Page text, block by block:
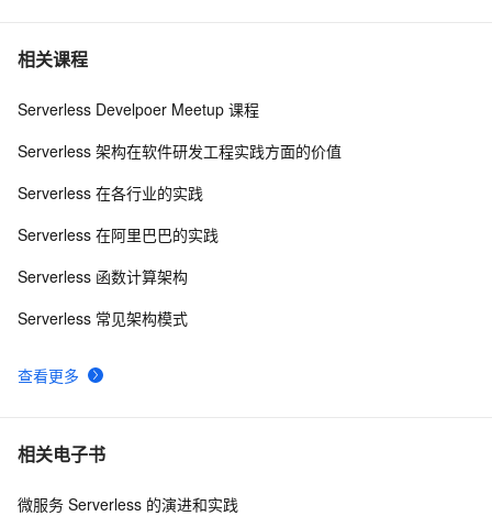
9
Compute
10阿里云函数计算 - 事件驱动的serverless计算平台
相关课程
查看更多
Serverless Develpoer Meetup 课程
Serverless 架构在软件研发工程实践方面的价值
Serverless 在各行业的实践
Serverless 在阿里巴巴的实践
Serverless 函数计算架构
Serverless 常见架构模式
相关电子书
微服务 Serverless 的演进和实践